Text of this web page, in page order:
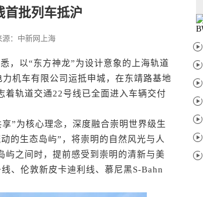
首批列车抵沪
：中新网上海
以“东方神龙”为设计意象的上海轨道
机车有限公司运抵申城，在东靖路基地
着轨道交通22号线已全面进入车辆交付
为核心理念，深度融合崇明世界级生
的生态岛屿”，将崇明的自然风光与人
屿之间时，提前感受到崇明的清新与美
、伦敦新皮卡迪利线、慕尼黑S-Bahn